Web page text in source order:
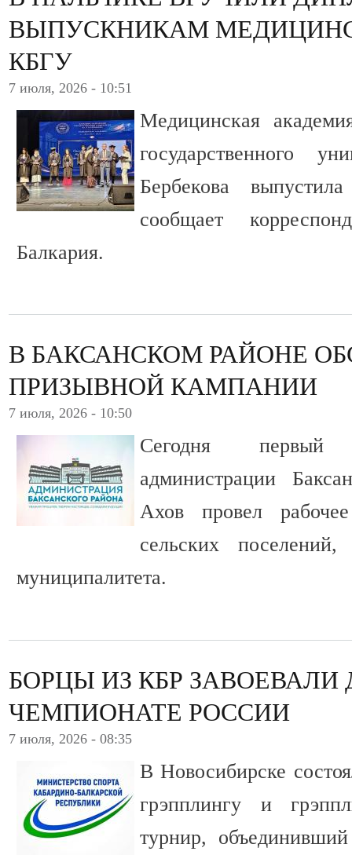
ВЫПУСКНИКАМ
КБГУ
7 июля, 2026 - 10:51
Медицинская
государственного
Бербекова
сообщает
Балкария.
В БАКСАНСКОМ РАЙОНЕ
ПРИЗЫВНОЙ КАМПАНИИ
7 июля, 2026 - 10:50
Сегодня первый
администрации
Ахов провел
сельских
муниципалитета.
БОРЦЫ ИЗ КБР
ЧЕМПИОНАТЕ РОССИИ
7 июля, 2026 - 08:35
В Новосибирске
грэпплингу и
турнир,